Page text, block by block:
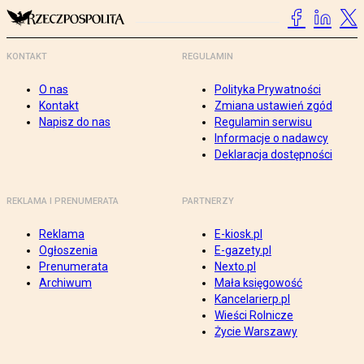
KONTAKT
O nas
Kontakt
Napisz do nas
REGULAMIN
Polityka Prywatności
Zmiana ustawień zgód
Regulamin serwisu
Informacje o nadawcy
Deklaracja dostępności
REKLAMA I PRENUMERATA
Reklama
Ogłoszenia
Prenumerata
Archiwum
PARTNERZY
E-kiosk.pl
E-gazety.pl
Nexto.pl
Mała księgowość
Kancelarierp.pl
Wieści Rolnicze
Życie Warszawy